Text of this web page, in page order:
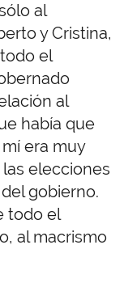
al
y Cristina,
el
al
había que
era muy
elecciones
gobierno.
todo el
al macrismo